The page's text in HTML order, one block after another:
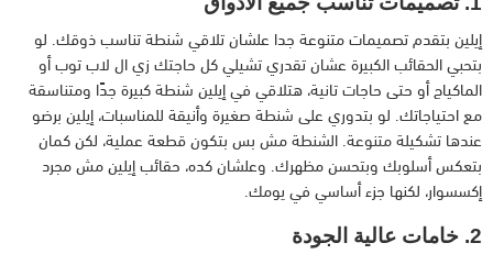
إيلين بتقدم تصميمات متنوعة جدا علشان تلاقي شنطة تناسب ذوقك. لو
بتحبي الحقائب الكبيرة عشان تقدري تشيلي كل حاجتك زي ال لاب توب أو
الماكياج أو حتى حاجات تانية، هتلاقي في إيلين شنطة كبيرة جدًا ومتناسقة
مع احتياجاتك. لو بتدوري على شنطة صغيرة وأنيقة للمناسبات، إيلين برضو
عندها تشكيلة متنوعة. الشنطة مش بس بتكون قطعة عملية، لكن كمان
بتعكس أسلوبك وبتحسن مظهرك. وعلشان كده، حقائب إيلين مش مجرد
إكسسوار، لكنها جزء أساسي في يومك.
2. خامات عالية الجودة